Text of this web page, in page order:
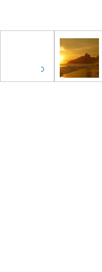
отново